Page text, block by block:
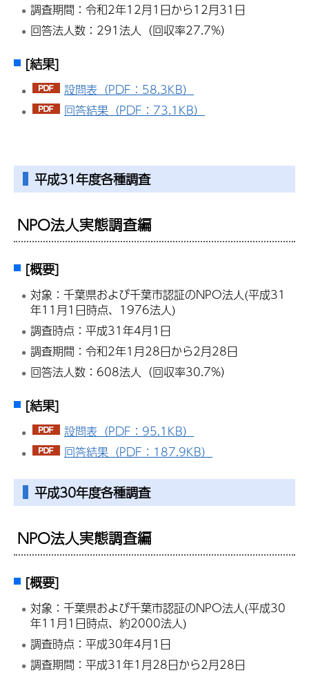
調査期間：令和2年12月1日から12月31日
回答法人数：291法人（回収率27.7%）
[結果]
設問表（PDF：58.3KB）
回答結果（PDF：73.1KB）
平成31年度各種調査
NPO法人実態調査編
[概要]
対象：千葉県および千葉市認証のNPO法人(平成31
年11月1日時点、1976法人)
調査時点：平成31年4月1日
調査期間：令和2年1月28日から2月28日
回答法人数：608法人（回収率30.7%）
[結果]
設問表（PDF：95.1KB）
回答結果（PDF：187.9KB）
平成30年度各種調査
NPO法人実態調査編
[概要]
対象：千葉県および千葉市認証のNPO法人(平成30
年11月1日時点、約2000法人)
調査時点：平成30年4月1日
調査期間：平成31年1月28日から2月28日